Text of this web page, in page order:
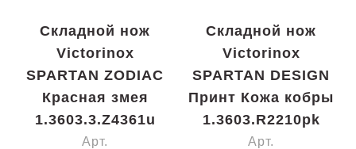
Складной нож
Victorinox
SPARTAN ZODIAC
Красная змея
1.3603.3.Z4361u
Арт.
Складной нож
Victorinox
SPARTAN DESIGN
Принт Кожа кобры
1.3603.R2210pk
Арт.